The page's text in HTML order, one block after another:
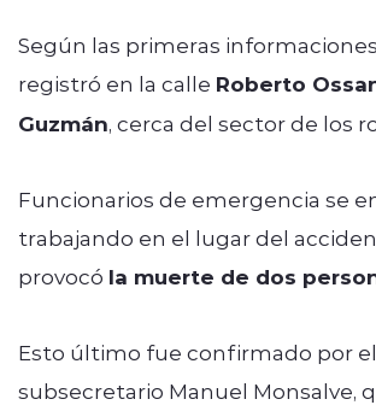
Según las primeras
registró en la calle Roberto
Guzmán, cerca del sector de los
Funcionarios de emergencia se
trabajando en el lugar del
provocó la muerte de dos
Esto último fue confirmado por el
subsecretario Manuel Monsalve,